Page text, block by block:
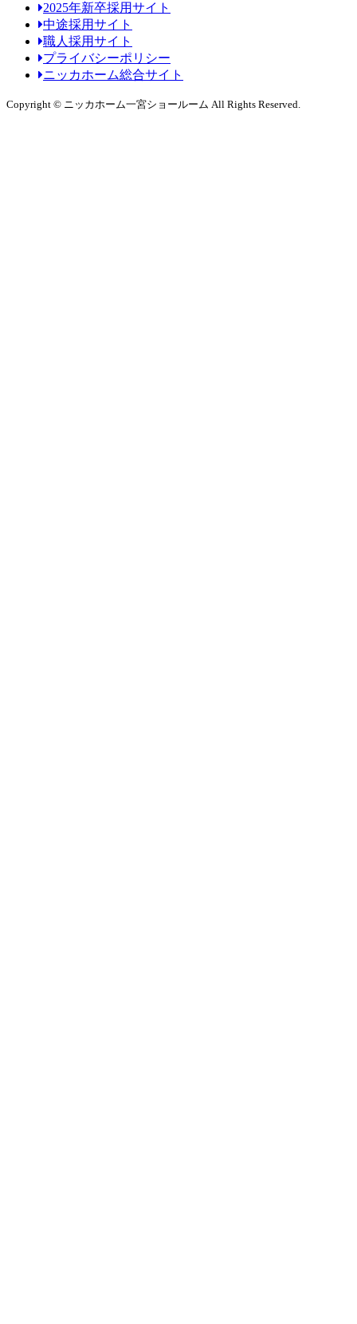
2025年新卒採用サイト
中途採用サイト
職人採用サイト
プライバシーポリシー
ニッカホーム総合サイト
Copyright © ニッカホーム一宮ショールーム All Rights Reserved.